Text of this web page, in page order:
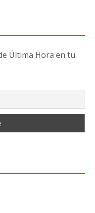
Última Hora en tu